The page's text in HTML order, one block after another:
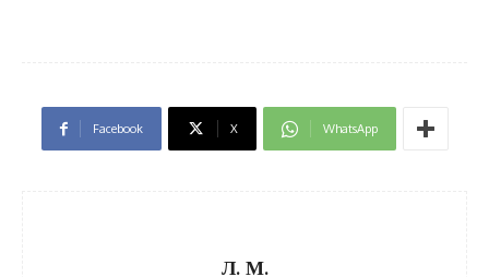
Facebook X WhatsApp
Л. М.